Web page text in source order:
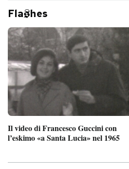
Fla hes
Il video di Francesco Guccini con
l’eskimo «a Santa Lucia» nel 1965